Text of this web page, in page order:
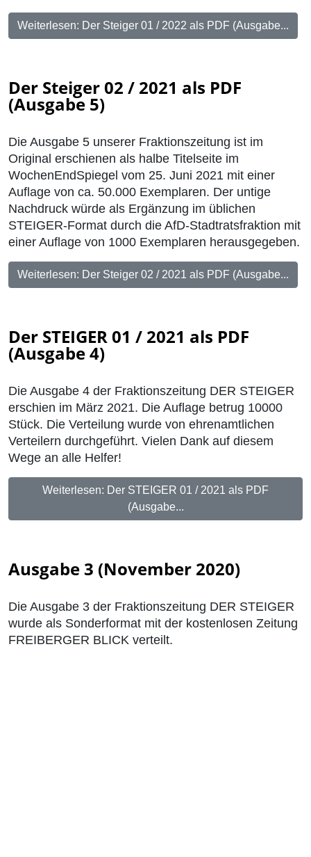
Weiterlesen: Der Steiger 01 / 2022 als PDF (Ausgabe...
Der Steiger 02 / 2021 als PDF
(Ausgabe 5)
Die Ausgabe 5 unserer Fraktionszeitung ist im
Original erschienen als halbe Titelseite im
WochenEndSpiegel vom 25. Juni 2021 mit einer
Auflage von ca. 50.000 Exemplaren. Der untige
Nachdruck würde als Ergänzung im üblichen
STEIGER-Format durch die AfD-Stadtratsfraktion mit
einer Auflage von 1000 Exemplaren herausgegeben.
Weiterlesen: Der Steiger 02 / 2021 als PDF (Ausgabe...
Der STEIGER 01 / 2021 als PDF
(Ausgabe 4)
Die Ausgabe 4 der Fraktionszeitung DER STEIGER
erschien im März 2021. Die Auflage betrug 10000
Stück. Die Verteilung wurde von ehrenamtlichen
Verteilern durchgeführt. Vielen Dank auf diesem
Wege an alle Helfer!
Weiterlesen: Der STEIGER 01 / 2021 als PDF
(Ausgabe...
Ausgabe 3 (November 2020)
Die Ausgabe 3 der Fraktionszeitung DER STEIGER
wurde als Sonderformat mit der kostenlosen Zeitung
FREIBERGER BLICK verteilt.